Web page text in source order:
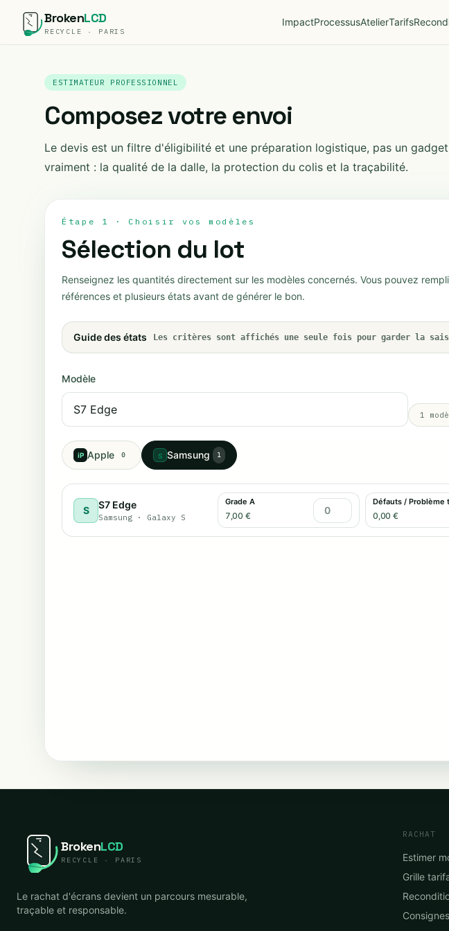
BrokenLCD
RECYCLE · PARIS
ImpactProcessusAtelierTarifs
ESTIMATEUR PROFESSIONNEL
Composez votre envoi
Le devis est un filtre d'éligibilité et une préparation logistique, pas un
vraiment : la qualité de la dalle, la protection du colis et la traçabilité.
Étape 1 · Choisir vos modèles
Sélection du lot
Renseignez les quantités directement sur les modèles concernés. Vous pouvez
références et plusieurs états avant de générer le bon.
Guide des états Les critères sont affichés une seule fois pour garder la
Modèle
1
iP Apple 0 S Samsung 1
S S7 Edge
Samsung · Galaxy S
Grade A
7,00 € 0,00 €
BrokenLCD
RECYCLE · PARIS
Le rachat d'écrans devient un parcours mesurable,
traçable et responsable.
RACHAT
Estimer
Grille